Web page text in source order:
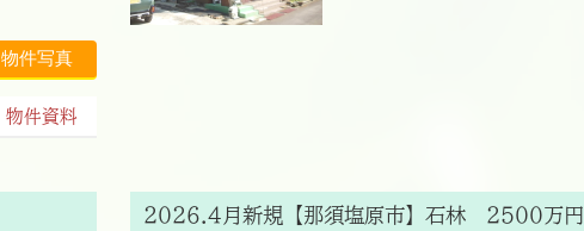
物件写真
物件資料
2026.4月新規【那須塩原市】石林 2500万円